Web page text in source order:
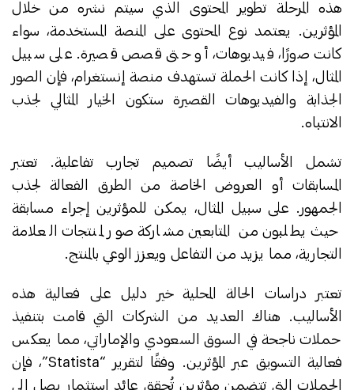
هذه المرحلة تطوير المحتوى الذي سيتم نشره من خلال
المؤثرين. يعتمد نوع المحتوى على المنصة المستخدمة، سواء
كانت صورًا، فيديوهات، أو حتى قصص قصيرة. على سبيل
المثال، إذا كانت الحملة تستهدف منصة إنستغرام، فإن الصور
الجذابة والفيديوهات القصيرة ستكون الخيار المثالي لجذب
الانتباه.
تشمل الأساليب أيضًا تصميم تجارب تفاعلية. تعتبر
المسابقات أو العروض الخاصة من الطرق الفعالة لجذب
الجمهور. على سبيل المثال، يمكن للمؤثرين إجراء مسابقة
حيث يطلبون من المتابعين مشاركة صور لمنتجات العلامة
التجارية، مما يزيد من التفاعل ويعزز الوعي بالمنتج.
تعتبر دراسات الحالة المحلية خير دليل على فعالية هذه
الأساليب. هناك العديد من الشركات التي قامت بتنفيذ
حملات ناجحة في السوق السعودي والإماراتي، مما يعكس
فعالية التسويق عبر المؤثرين. وفقًا لتقرير “Statista”، فإن
الحملات التي تتضمن مؤثرين تُحقق عائد استثمار يصل إلى